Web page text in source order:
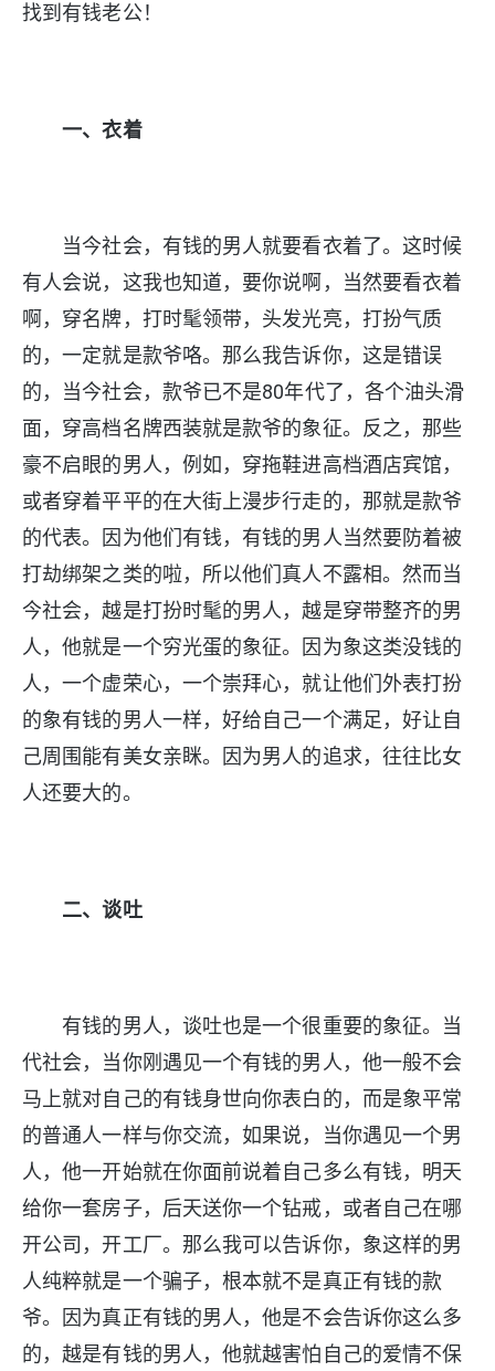
找到有钱老公！
一、衣着
当今社会，有钱的男人就要看衣着了。这时候
有人会说，这我也知道，要你说啊，当然要看衣着
啊，穿名牌，打时髦领带，头发光亮，打扮气质
的，一定就是款爷咯。那么我告诉你，这是错误
的，当今社会，款爷已不是80年代了，各个油头滑
面，穿高档名牌西装就是款爷的象征。反之，那些
豪不启眼的男人，例如，穿拖鞋进高档酒店宾馆，
或者穿着平平的在大街上漫步行走的，那就是款爷
的代表。因为他们有钱，有钱的男人当然要防着被
打劫绑架之类的啦，所以他们真人不露相。然而当
今社会，越是打扮时髦的男人，越是穿带整齐的男
人，他就是一个穷光蛋的象征。因为象这类没钱的
人，一个虚荣心，一个崇拜心，就让他们外表打扮
的象有钱的男人一样，好给自己一个满足，好让自
己周围能有美女亲眯。因为男人的追求，往往比女
人还要大的。
二、谈吐
有钱的男人，谈吐也是一个很重要的象征。当
代社会，当你刚遇见一个有钱的男人，他一般不会
马上就对自己的有钱身世向你表白的，而是象平常
的普通人一样与你交流，如果说，当你遇见一个男
人，他一开始就在你面前说着自己多么有钱，明天
给你一套房子，后天送你一个钻戒，或者自己在哪
开公司，开工厂。那么我可以告诉你，象这样的男
人纯粹就是一个骗子，根本就不是真正有钱的款
爷。因为真正有钱的男人，他是不会告诉你这么多
的，越是有钱的男人，他就越害怕自己的爱情不保